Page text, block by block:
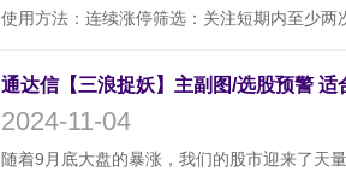
2024-11-04